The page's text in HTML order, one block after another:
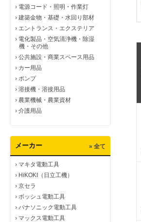
› 電源コード・照明・作業灯
› 建築金物・基礎・水回り部材
› エントランス・エクステリア
› 電化製品・空気清浄機・除湿
機・その他
› 公共施設・商業スペース用品
› カー用品
› ポンプ
› 溶接機・溶接用品
› 農業機械・農業資材
› 介護用品
メーカー » 全て
› マキタ電動工具
› HiKOKI（日立工機）
› 京セラ
› ボッシュ電動工具
› パナソニック電動工具
› マックス電動工具